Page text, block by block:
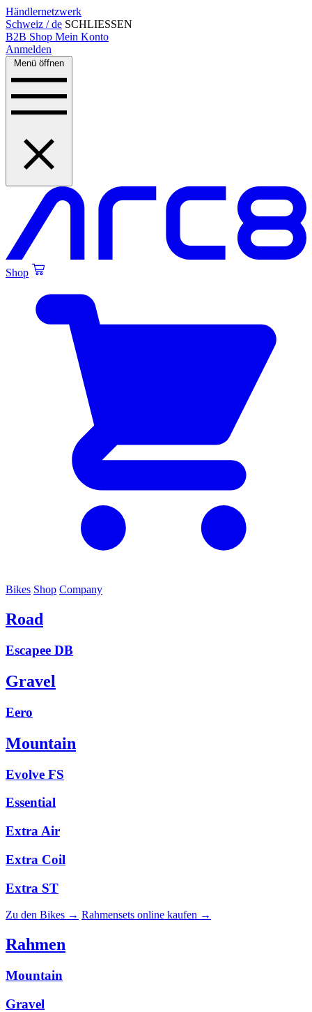
Händlernetzwerk
Schweiz / de SCHLIESSEN
B2B Shop Mein Konto
Anmelden
Menü öffnen
Shop
Bikes Shop Company
Road
Escapee DB
Gravel
Eero
Mountain
Evolve FS
Essential
Extra Air
Extra Coil
Extra ST
Zu den Bikes → Rahmensets online kaufen →
Rahmen
Mountain
Gravel